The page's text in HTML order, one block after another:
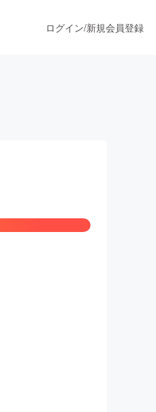
ログイン/新規会員登録